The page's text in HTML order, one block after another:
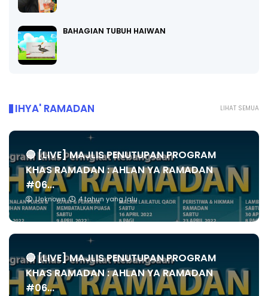
BAHAGIAN TUBUH HAIWAN
LIHAT SEMUA
IHYA' RAMADAN
🔴 [LIVE] MAJLIS PENUTUPAN PROGRAM
KHAS RAMADAN : AHLAN YA RAMADAN
#06...
Unknown 4 tahun yang lalu
🔴 [LIVE] MAJLIS PENUTUPAN PROGRAM
KHAS RAMADAN : AHLAN YA RAMADAN
#06...